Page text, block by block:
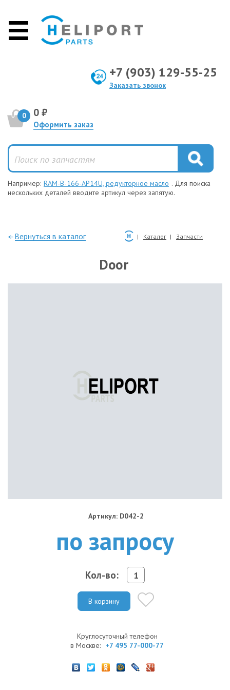
+7 (903) 129-55-25
Заказать звонок
0 0 ₽
Оформить заказ
Например: RAM-B-166-AP14U, редукторное масло . Для поиска
нескольких деталей вводите артикул через запятую.
—Вернуться в каталог Каталог Запчасти
Door
Артикул: D042-2
по запросу
Кол-во:
В корзину
Круглосуточный телефон
в Москве: +7 495 77-000-77